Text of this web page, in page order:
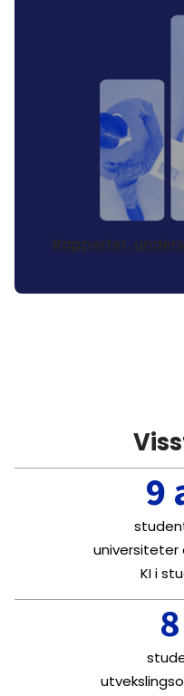
Rapporter,
9
universiteter
KI i